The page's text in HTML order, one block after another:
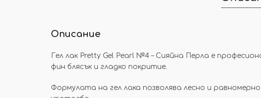
Описание
Гел лак Pretty Gel Pearl №4 – Сияйна Перла е
фин блясък и гладко покритие.
Формулата на гел лака позволява лесно и